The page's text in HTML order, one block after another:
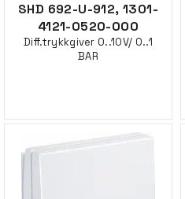
SHD 692-U-912, 1301-
4121-0520-000
Diff.trykkgiver 0..10V/ 0..1
BAR